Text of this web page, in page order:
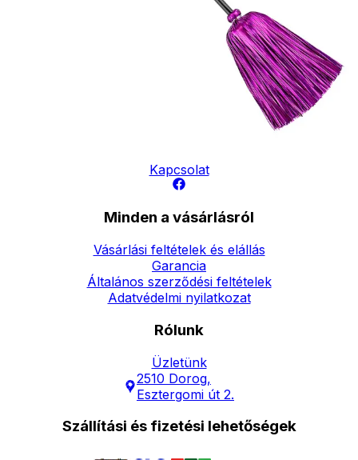
Kapcsolat
Minden a vásárlásról
Vásárlási feltételek és elállás
Garancia
Általános szerződési feltételek
Adatvédelmi nyilatkozat
Rólunk
Üzletünk
2510 Dorog,
Esztergomi út 2.
Szállítási és fizetési lehetőségek